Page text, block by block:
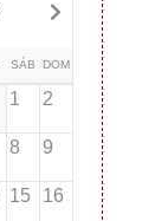
SÁB DOM
1 2
8 9
15 16